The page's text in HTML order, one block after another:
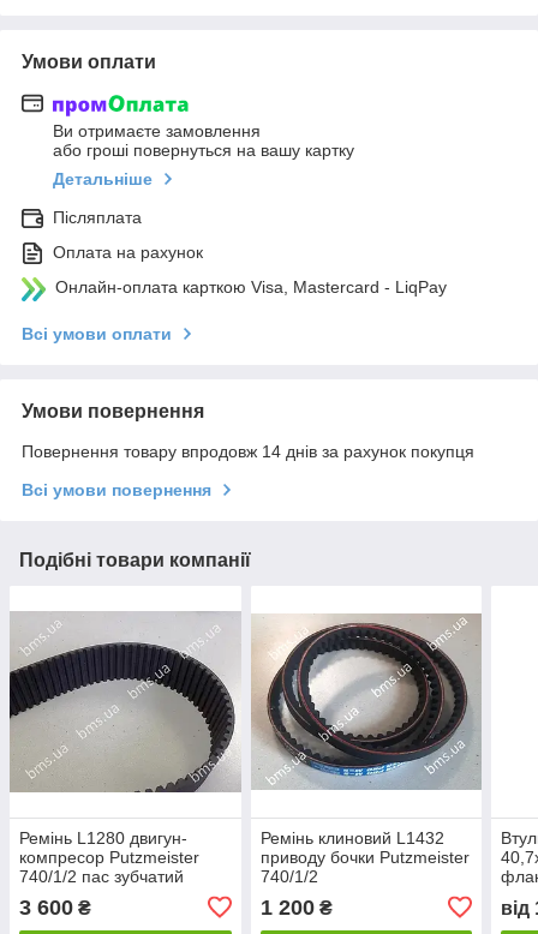
Умови оплати
Ви отримаєте замовлення
або гроші повернуться на вашу картку
Детальніше
Післяплата
Оплата на рахунок
Онлайн-оплата карткою Visa, Mastercard - LiqPay
Всі умови оплати
Умови повернення
Повернення товару впродовж 14 днів за рахунок покупця
Всі умови повернення
Подібні товари компанії
Ремінь L1280 двигун-
компресор Putzmeister
740/1/2 пас зубчатий
3 600 ₴
Ремінь клиновий L1432
приводу бочки Putzmeister
740/1/2
1 200₴ від